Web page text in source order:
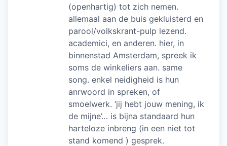
(openhartig) tot zich nemen.
allemaal aan de buis gekluisterd en
parool/volkskrant-pulp lezend.
academici, en anderen. hier, in
binnenstad Amsterdam, spreek ik
soms de winkeliers aan. same
song. enkel neidigheid is hun
anrwoord in spreken, of
smoelwerk. ‘jij hebt jouw mening, ik
de mijne’… is bijna standaard hun
harteloze inbreng (in een niet tot
stand komend ) gesprek.